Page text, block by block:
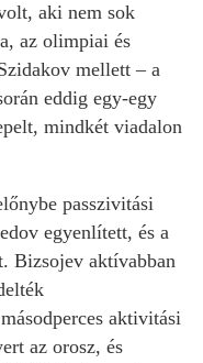
aki nem sok
az olimpiai és
mellett – a
eddig egy-egy
mindkét viadalon
passzivitási
egyenlített, és a
Bizsojev aktívabban
aktivitási
az orosz, és